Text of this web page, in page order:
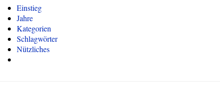
Einstieg
Jahre
Kategorien
Schlagwörter
Nützliches